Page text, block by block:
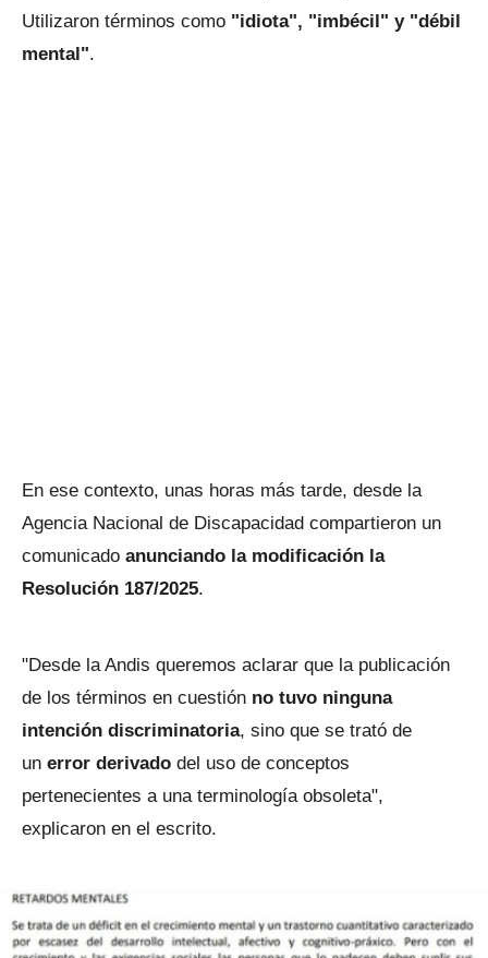
Utilizaron términos como "idiota", "imbécil" y "débil
mental".
En ese contexto, unas horas más tarde, desde la
Agencia Nacional de Discapacidad compartieron un
comunicado anunciando la modificación la
Resolución 187/2025.
"Desde la Andis queremos aclarar que la publicación
de los términos en cuestión no tuvo ninguna
intención discriminatoria, sino que se trató de
un error derivado del uso de conceptos
pertenecientes a una terminología obsoleta",
explicaron en el escrito.